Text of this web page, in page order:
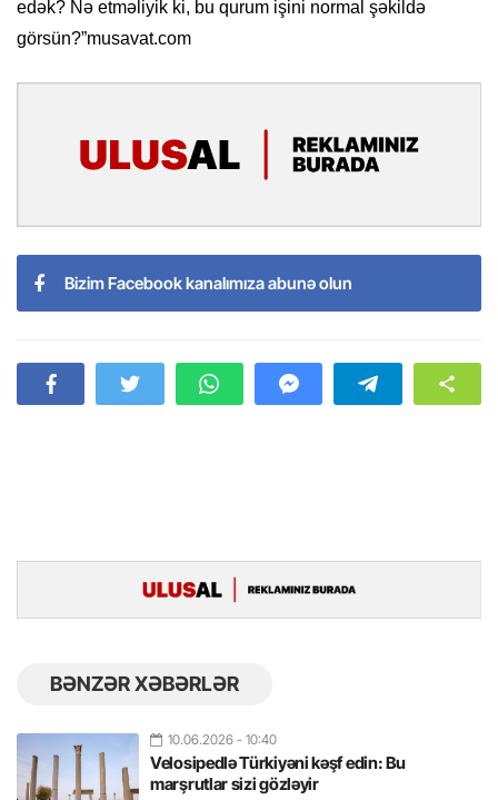
edək? Nə etməliyik ki, bu qurum işini normal şəkildə
görsün?”musavat.com
Bizim Facebook kanalımıza abunə olun
BƏNZƏR XƏBƏRLƏR
10.06.2026 - 10:40
Velosipedlə Türkiyəni kəşf edin: Bu
marşrutlar sizi gözləyir